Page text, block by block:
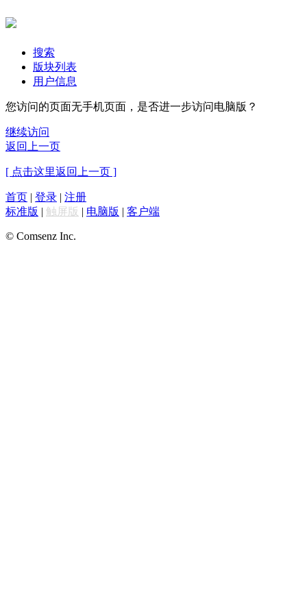
搜索
版块列表
用户信息
您访问的页面无手机页面，是否进一步访问电脑版？
继续访问
返回上一页
[ 点击这里返回上一页 ]
首页 | 登录 | 注册
标准版 | 触屏版 | 电脑版 | 客户端
© Comsenz Inc.